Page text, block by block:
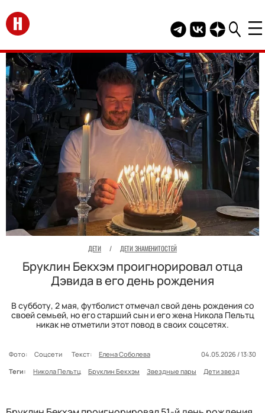
Перейти на главную
Telegram канал
Группа HELLO
Канал
ДЕТИ / ДЕТИ ЗНАМЕНИТОСТЕЙ
Бруклин Бекхэм проигнорировал отца
Дэвида в его день рождения
В субботу, 2 мая, футболист отмечал свой день рождения со
своей семьей, но его старший сын и его жена Никола Пельтц
никак не отметили этот повод в своих соцсетях.
Фото: Соцсети Текст: Елена Соболева
04.05.2026 / 13:30
Теги:
Никола Пельтц Бруклин Бекхэм Звездные пары Дети звезд